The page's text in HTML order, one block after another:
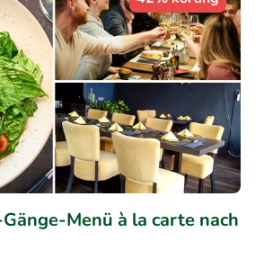
Menü à la carte nach